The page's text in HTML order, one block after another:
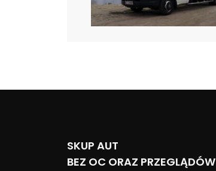
SKUP AUT
BEZ OC ORAZ PRZEGLĄDÓW